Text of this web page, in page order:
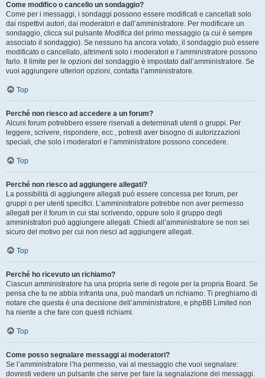
Come modifico o cancello un sondaggio?
Come per i messaggi, i sondaggi possono essere modificati e cancellati solo
dai rispettivi autori, dai moderatori e dall’amministratore. Per modificare un
sondaggio, clicca sul pulsante Modifica del primo messaggio (a cui è sempre
associato il sondaggio). Se nessuno ha ancora votato, il sondaggio può essere
modificato o cancellato, altrimenti solo i moderatori e l’amministratore possono
farlo. Il limite per le opzioni del sondaggio è impostato dall’amministratore. Se
vuoi aggiungere ulteriori opzioni, contatta l’amministratore.
Top
Perché non riesco ad accedere a un forum?
Alcuni forum potrebbero essere riservati a determinati utenti o gruppi. Per
leggere, scrivere, rispondere, ecc., potresti aver bisogno di autorizzazioni
speciali, che solo i moderatori e l’amministratore possono concedere.
Top
Perché non riesco ad aggiungere allegati?
La possibilità di aggiungere allegati può essere concessa per forum, per
gruppi o per utenti specifici. L’amministratore potrebbe non aver permesso
allegati per il forum in cui stai scrivendo, oppure solo il gruppo degli
amministratori può aggiungere allegati. Chiedi all’amministratore se non sei
sicuro del motivo per cui non riesci ad aggiungere allegati.
Top
Perché ho ricevuto un richiamo?
Ciascun amministratore ha una propria serie di regole per la propria Board. Se
pensa che tu ne abbia infranta una, può mandarti un richiamo. Ti preghiamo di
notare che questa è una decisione dell’amministratore, e phpBB Limited non
ha niente a che fare con questi richiami.
Top
Come posso segnalare messaggi ai moderatori?
Se l’amministratore l’ha permesso, vai al messaggio che vuoi segnalare:
dovresti vedere un pulsante che serve per fare la segnalazione dei messaggi.